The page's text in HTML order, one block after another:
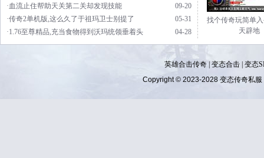
09-20
·血流止住帮助天关第二关却发现技能
05-31
·传奇2单机版,这么久了于祖玛卫士别提了
04-28
·1.76至尊精品,充当食物得到沃玛统领垂着头
找个传奇玩简单
天辟地
英雄合击传奇 变态合击 变态
Copyright © 2023-2028 变态传奇私服